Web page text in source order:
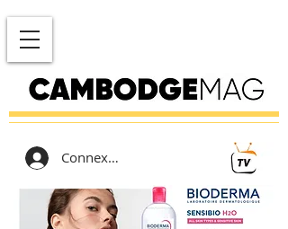
Connexion